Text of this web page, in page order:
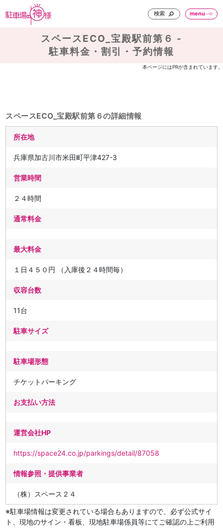
検索 menu
スペースECO_宝殿駅前第６ -
駐車料金・割引・予約情報
本ページにはPRが含まれています。
スペースECO_宝殿駅前第６の詳細情報
所在地
兵庫県加古川市米田町平津427-3
営業時間
２４時間
通常料金
最大料金
１日４５０円 （入庫後２４時間毎）
収容台数
11台
駐車サイズ
駐車場形態
チケットパーキング
お支払い方法
運営会社HP
https://space24.co.jp/parkings/detail/87058
情報参照・提供事業者
（株）スペース２４
※駐車場情報は変更されている場合もありますので、必ず公式サイ
ト、現地のサイン・看板、現地駐車場係員等にてご確認の上ご利用